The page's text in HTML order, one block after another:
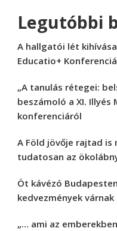
Legutóbbi
A hallgatói lét
Educatio+
„A tanulás rétegei:
beszámoló a XI.
konferenciáról
A Föld jövője rajtad is
tudatosan az
Öt kávézó
kedvezmények várnak
„… ami az